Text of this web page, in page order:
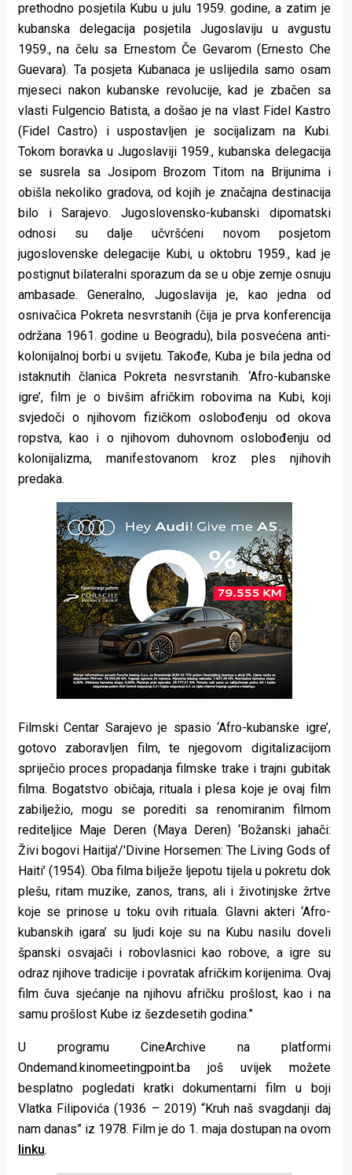
prethodno posjetila Kubu u julu 1959. godine, a zatim je
kubanska delegacija posjetila Jugoslaviju u avgustu
1959., na čelu sa Ernestom Če Gevarom (Ernesto Che
Guevara). Ta posjeta Kubanaca je uslijedila samo osam
mjeseci nakon kubanske revolucije, kad je zbačen sa
vlasti Fulgencio Batista, a došao je na vlast Fidel Kastro
(Fidel Castro) i uspostavljen je socijalizam na Kubi.
Tokom boravka u Jugoslaviji 1959., kubanska delegacija
se susrela sa Josipom Brozom Titom na Brijunima i
obišla nekoliko gradova, od kojih je značajna destinacija
bilo i Sarajevo. Jugoslovensko-kubanski dipomatski
odnosi su dalje učvršćeni novom posjetom
jugoslovenske delegacije Kubi, u oktobru 1959., kad je
postignut bilateralni sporazum da se u obje zemje osnuju
ambasade. Generalno, Jugoslavija je, kao jedna od
osnivačica Pokreta nesvrstanih (čija je prva konferencija
održana 1961. godine u Beogradu), bila posvećena anti-
kolonijalnoj borbi u svijetu. Takođe, Kuba je bila jedna od
istaknutih članica Pokreta nesvrstanih. ‘Afro-kubanske
igre’, film je o bivšim afričkim robovima na Kubi, koji
svjedoči o njihovom fizičkom oslobođenju od okova
ropstva, kao i o njihovom duhovnom oslobođenju od
kolonijalizma, manifestovanom kroz ples njihovih
predaka.
Filmski Centar Sarajevo je spasio ‘Afro-kubanske igre’,
gotovo zaboravljen film, te njegovom digitalizacijom
spriječio proces propadanja filmske trake i trajni gubitak
filma. Bogatstvo običaja, rituala i plesa koje je ovaj film
zabilježio, mogu se porediti sa renomiranim filmom
rediteljice Maje Deren (Maya Deren) ‘Božanski jahači:
Živi bogovi Haitija'/'Divine Horsemen: The Living Gods of
Haiti’ (1954). Oba filma bilježe ljepotu tijela u pokretu dok
plešu, ritam muzike, zanos, trans, ali i životinjske žrtve
koje se prinose u toku ovih rituala. Glavni akteri ‘Afro-
kubanskih igara’ su ljudi koje su na Kubu nasilu doveli
španski osvajači i robovlasnici kao robove, a igre su
odraz njihove tradicije i povratak afričkim korijenima. Ovaj
film čuva sjećanje na njihovu afričku prošlost, kao i na
samu prošlost Kube iz šezdesetih godina.”
U programu CineArchive na platformi
Ondemand.kinomeetingpoint.ba još uvijek možete
besplatno pogledati kratki dokumentarni film u boji
Vlatka Filipovića (1936 – 2019) “Kruh naš svagdanji daj
nam danas” iz 1978. Film je do 1. maja dostupan na ovom
linku.